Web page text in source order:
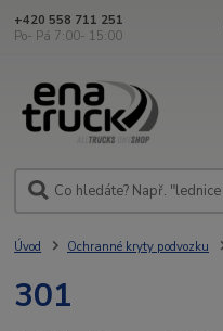
+420 558 711 251
Po- Pá 7:00- 15:00
Úvod Ochranné kryty podvozku
301